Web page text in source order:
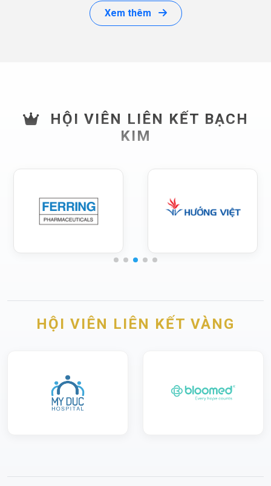
Xem thêm
HỘI VIÊN LIÊN KẾT BẠCH
KIM
HỘI VIÊN LIÊN KẾT VÀNG